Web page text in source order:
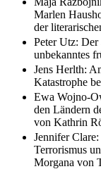
Marlen
der
Peter Utz: Der
unbekanntes
Jens Herlth:
Katastrophe
Ewa Wojno-
den Ländern
von Kathrin
Jennifer
Terrorismus
Morgana von